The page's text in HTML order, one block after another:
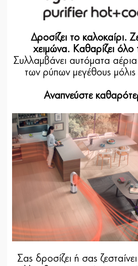
Δροσίζει το καλοκαίρι.
χειμώνα. Καθαρίζει όλο
Συλλαμβάνει αυτόματα
των ρύπων μεγέθους
Αναπνεύστε
Σας δροσίζει ή σας